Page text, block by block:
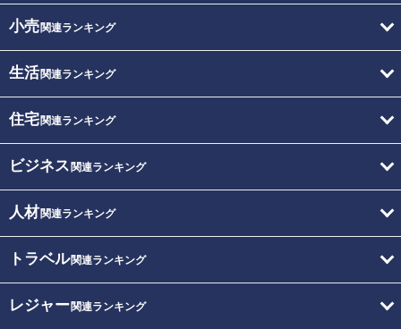
小売関連ランキング
生活関連ランキング
住宅関連ランキング
ビジネス 関連ランキング
人材関連ランキング
トラベル関連ランキング
レジャー関連ランキング